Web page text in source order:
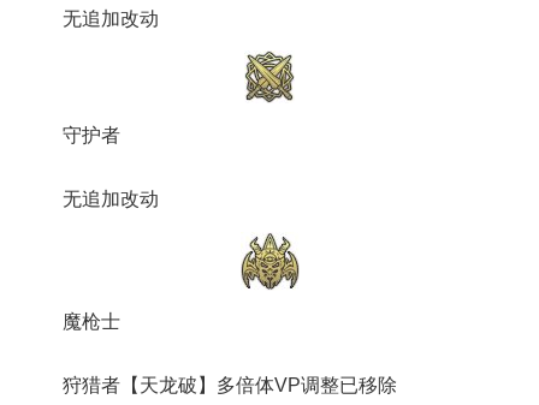
无追加改动
守护者
无追加改动
魔枪士
狩猎者【天龙破】多倍体VP调整已移除